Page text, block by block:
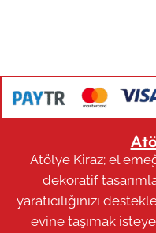
Atölye Kiraz; el
dekoratif
yaratıcılığınızı
evine taşımak